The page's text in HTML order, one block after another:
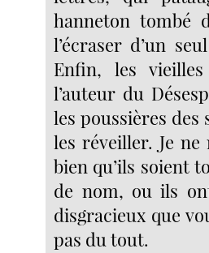
hanneton tombé
l’écraser d’un
Enfin, les
l’auteur du
les poussières
les réveiller. Je
bien qu’ils soient
de nom, ou ils
disgracieux que
pas du tout.